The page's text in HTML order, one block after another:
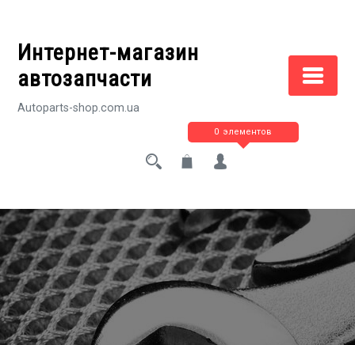
содержимому
Интернет-магазин
автозапчасти
Autoparts-shop.com.ua
0 элементов